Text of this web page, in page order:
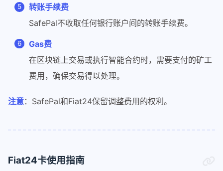
转账手续费
SafePal不收取任何银行账户间的转账手续费。
Gas费
在区块链上交易或执行智能合约时，需要支付的矿工
费用，确保交易得以处理。
注意：SafePal和Fiat24保留调整费用的权利。
Fiat24卡使用指南